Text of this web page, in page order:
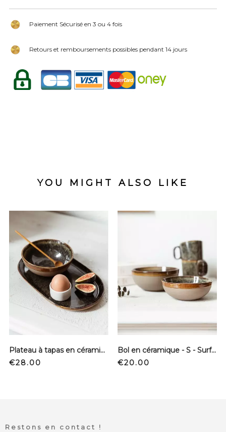
Paiement Sécurisé en 3 ou 4 fois
Retours et remboursements possibles pendant 14 jours
YOU MIGHT ALSO LIKE
Plateau à tapas en céramique - Surface
Price
€28.00
Bol en céramique - S - Surface
Price
€20.00
Restons en contact !